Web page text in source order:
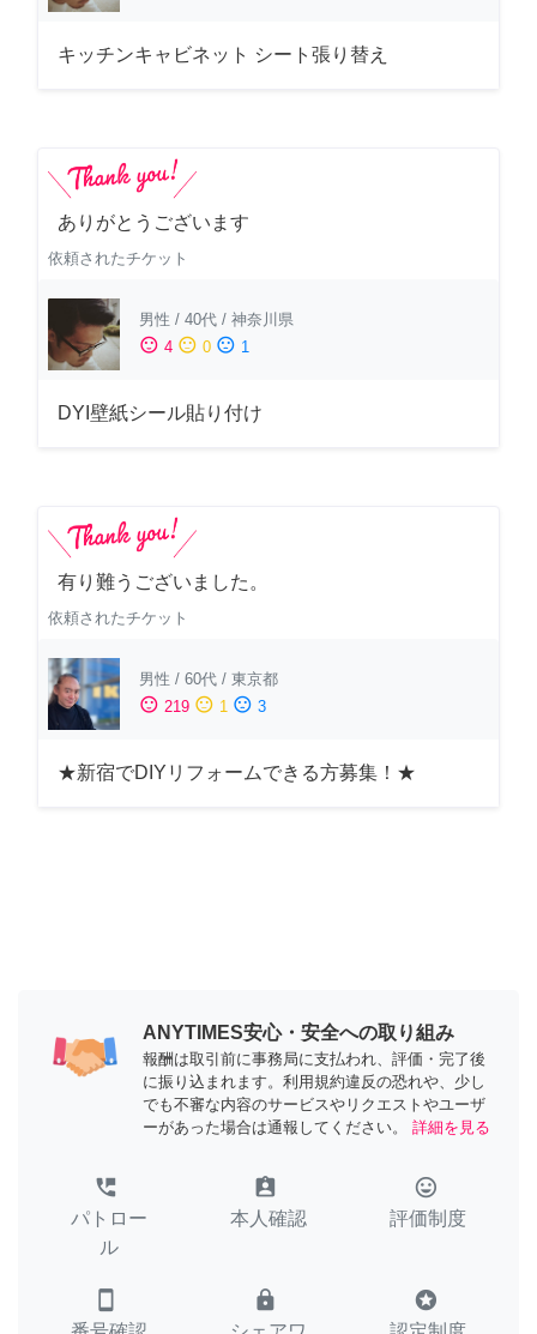
キッチンキャビネット シート張り替え
ありがとうございます
依頼されたチケット
男性 / 40代 / 神奈川県
sentiment_satisfied 4 sentiment_neutral 0 sentiment_dissatisfied 1
DYI壁紙シール貼り付け
有り難うございました。
依頼されたチケット
男性 / 60代 / 東京都
sentiment_satisfied 219 sentiment_neutral 1 sentiment_dissatisfied 3
★新宿でDIYリフォームできる方募集！★
ANYTIMES安心・安全への取り組み
報酬は取引前に事務局に支払われ、評価・完了後
に振り込まれます。利用規約違反の恐れや、少し
でも不審な内容のサービスやリクエストやユーザ
ーがあった場合は通報してください。
詳細を見る
perm_phone_msg
パトロー
ル
assignment_ind
本人確認
tag_faces
評価制度
smartphone lock stars